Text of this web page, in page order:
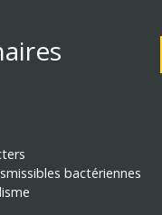
bactériennes